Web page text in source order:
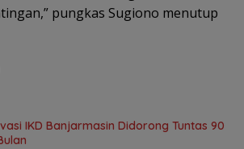
pungkas Sugiono menutup
IKD Banjarmasin Didorong Tuntas 90